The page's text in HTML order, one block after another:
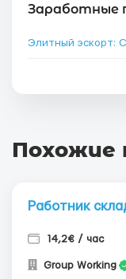
Заработные
Элитный эскорт:
Похожие
Работник
14,2€ / час
Group Working